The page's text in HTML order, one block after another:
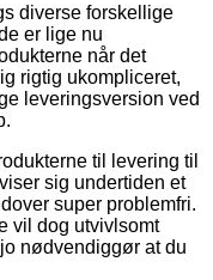
diverse forskellige
er lige nu
når det
rigtig ukompliceret,
leveringsversion ved
til levering til
sig undertiden et
super problemfri.
vil dog utvivlsomt
nødvendiggør at du